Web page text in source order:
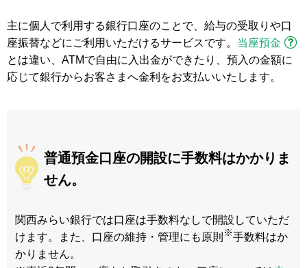
主に個人で利用する銀行口座のことで、給与の受取りや口
座振替などにご利用いただけるサービスです。 当座預金
とは違い、ATMで自由に入出金ができたり、預入の金額に
応じて銀行からお客さまへ金利をお支払いいたします。
普通預金口座の開設に手数料はかかりま
せん。
関西みらい銀行では口座は手数料なしで開設していただ
けます。また、口座の維持・管理にも原則 ※手数料はか
かりません。